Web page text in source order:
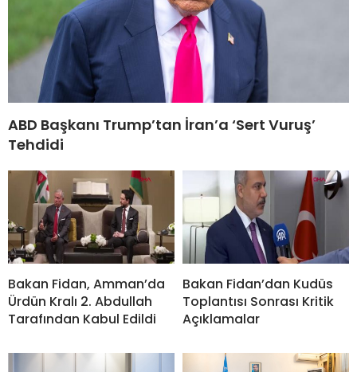
ABD Başkanı Trump’tan İran’a ‘Sert Vuruş’
Tehdidi
Bakan Fidan, Amman’da
Ürdün Kralı 2. Abdullah
Tarafından Kabul Edildi
Bakan Fidan’dan Kudüs
Toplantısı Sonrası Kritik
Açıklamalar